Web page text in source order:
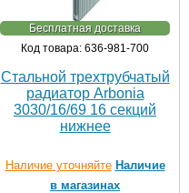
Бесплатная доставка
Код товара: 636-981-700
Стальной трехтрубчатый
радиатор Arbonia
3030/16/69 16 секций
нижнее
Наличие уточняйте Наличие
в магазинах